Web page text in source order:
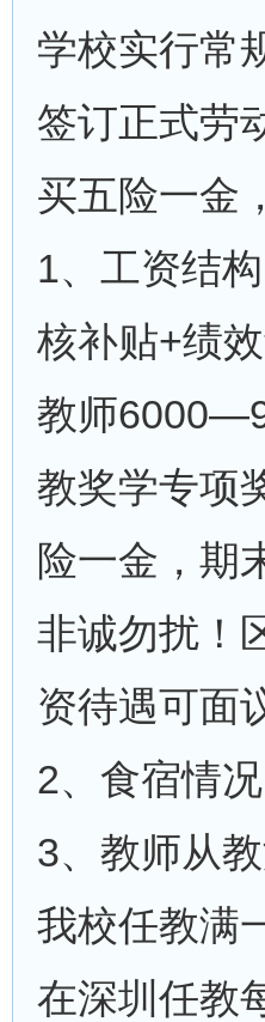
学校实行常
签订正式劳
买五险一金
1、工资结
核补贴+绩
教师
教奖学专项
险一金，期
非诚勿扰！
资待遇可面
2、食宿情
3、教师从
我校任教满
在深圳任教